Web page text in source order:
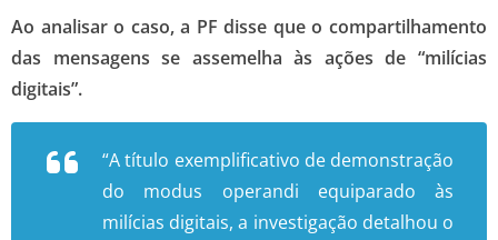
Ao analisar o caso, a PF disse que o compartilhamento
das mensagens se assemelha às ações de “milícias
digitais”.
“A título exemplificativo de demonstração
do modus operandi equiparado às
milícias digitais, a investigação detalhou o